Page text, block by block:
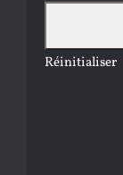
Réinitialiser